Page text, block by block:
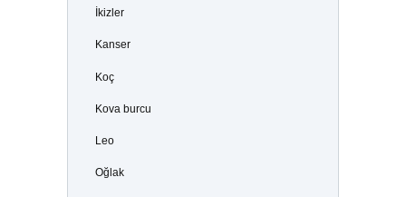
İkizler
Kanser
Koç
Kova burcu
Leo
Oğlak